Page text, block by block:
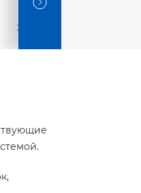
ХАРАКТЕРИСТИКИ
NEXT SLIDE